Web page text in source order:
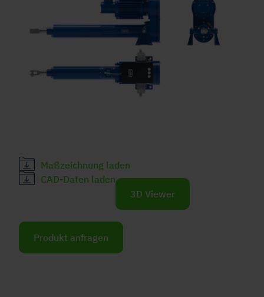
Maßzeichnung laden
CAD-Daten laden
3D Viewer
Produkt anfragen